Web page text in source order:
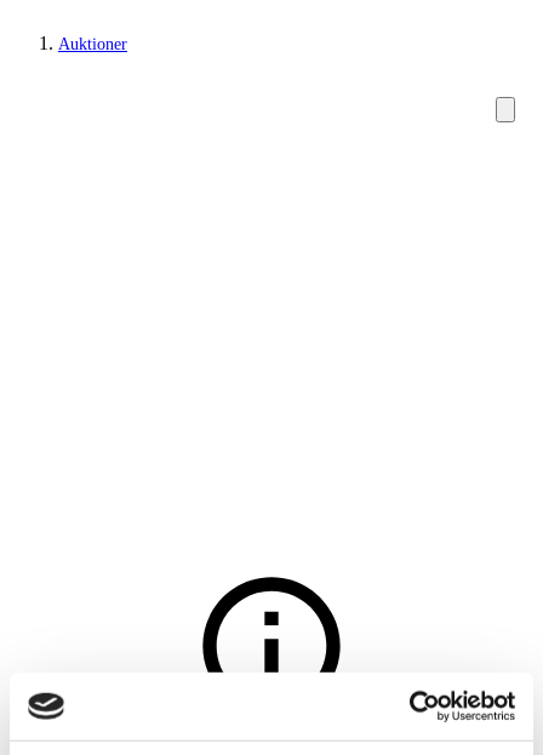
Auktioner
Auktionen er afsluttet